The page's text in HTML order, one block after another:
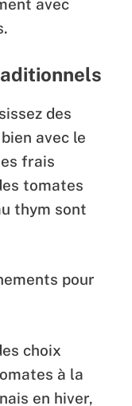
avec
des
avec le
frais
tomates
thym sont
pour
choix
à la
en hiver,